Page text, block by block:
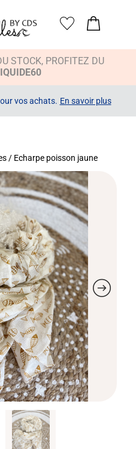
STOCK, PROFITEZ DU
vos achats. En savoir plus
/ Echarpe poisson jaune